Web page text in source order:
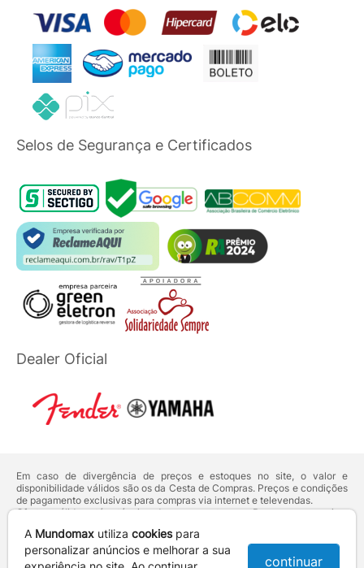
Selos de Segurança e Certificados
Dealer Oficial
Em caso de divergência de preços e estoques no site, o valor e
disponibilidade válidos são os da Cesta de Compras. Preços e condições
de pagamento exclusivas para compras via internet e televendas.
Ofertas válidas até o término de nossos estoques. Para compras acima
deVenda Corporativa.
Os preços apresentados no site prevalecem sobre outros anunciados em
qualquer outro meio de comunicação ou sites de buscas. Código de
A Mundomax utiliza cookiespara
personalizar anúncios e melhorar a sua
continuar